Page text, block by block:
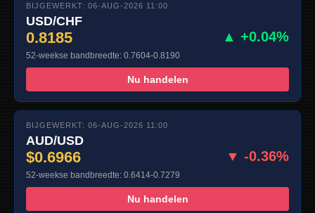
BIJGEWERKT: 06-AUG-2026 11:00
USD/CHF
0.8185 ▲ +0.04%
52-weekse bandbreedte: 0.7604-0.8190
Nu handelen
BIJGEWERKT: 06-AUG-2026 11:00
AUD/USD
$0.6966 ▼ -0.36%
52-weekse bandbreedte: 0.6414-0.7279
Nu handelen